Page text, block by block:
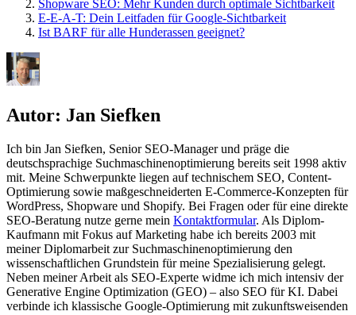
Shopware SEO: Mehr Kunden durch optimale Sichtbarkeit
E-E-A-T: Dein Leitfaden für Google-Sichtbarkeit
Ist BARF für alle Hunderassen geeignet?
Autor: Jan Siefken
Ich bin Jan Siefken, Senior SEO-Manager und präge die
deutschsprachige Suchmaschinenoptimierung bereits seit 1998 aktiv
mit. Meine Schwerpunkte liegen auf technischem SEO, Content-
Optimierung sowie maßgeschneiderten E-Commerce-Konzepten für
WordPress, Shopware und Shopify. Bei Fragen oder für eine direkte
SEO-Beratung nutze gerne mein Kontaktformular. Als Diplom-
Kaufmann mit Fokus auf Marketing habe ich bereits 2003 mit
meiner Diplomarbeit zur Suchmaschinenoptimierung den
wissenschaftlichen Grundstein für meine Spezialisierung gelegt.
Neben meiner Arbeit als SEO-Experte widme ich mich intensiv der
Generative Engine Optimization (GEO) – also SEO für KI. Dabei
verbinde ich klassische Google-Optimierung mit zukunftsweisenden